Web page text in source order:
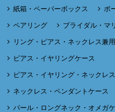
紙箱・ペーパーボックス ポ
ペアリング ブライダル・マ
リング・ピアス・ネックレス兼
ピアス・イヤリングケース
ピアス・イヤリング・ネックレ
ネックレス・ペンダントケース
パール・ロングネック・オメガ